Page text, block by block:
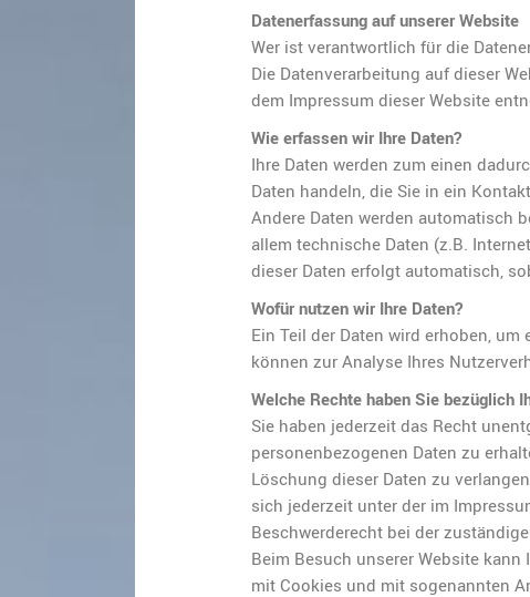
Datenerfassung auf unserer Website
Wer ist verantwortlich für die
Die Datenverarbeitung auf dieser
dem Impressum dieser Website
Wie erfassen wir Ihre Daten?
Ihre Daten werden zum einen
Daten handeln, die Sie in ein
Andere Daten werden automatisch
allem technische Daten (z.B.
dieser Daten erfolgt automatisch,
Wofür nutzen wir Ihre Daten?
Ein Teil der Daten wird erhoben,
können zur Analyse Ihres
Welche Rechte haben Sie bezüglich
Sie haben jederzeit das Recht
personenbezogenen Daten zu
Löschung dieser Daten zu
sich jederzeit unter der im
Beschwerderecht bei der
Beim Besuch unserer Website
mit Cookies und mit sogenannten